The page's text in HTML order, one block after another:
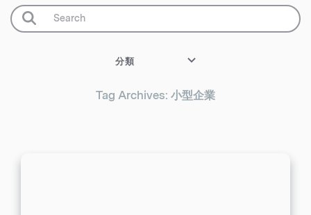
分類
Tag Archives: 小型企業